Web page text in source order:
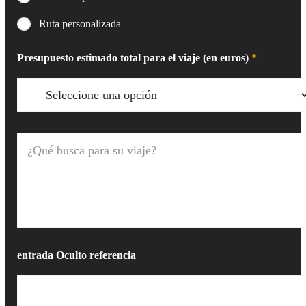
Ruta personalizada
Presupuesto estimado total para el viaje (en euros) *
c
p
entrada Oculto referencia